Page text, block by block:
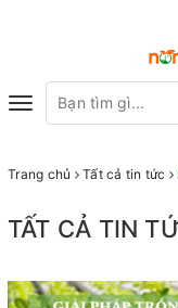
Toggle
Trang chủ Tất cả tin tức
TẤT CẢ TIN